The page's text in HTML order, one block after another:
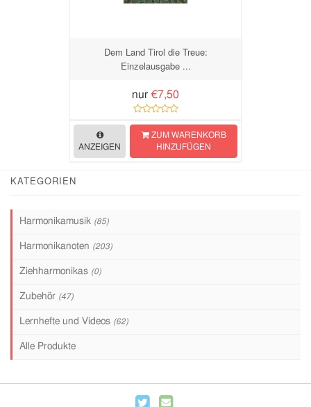
Dem Land Tirol die Treue:
Einzelausgabe ...
nur €7,50
ANZEIGEN
ZUM WARENKORB
HINZUFÜGEN
KATEGORIEN
Harmonikamusik (85)
Harmonikanoten (203)
Ziehharmonikas (0)
Zubehör (47)
Lernhefte und Videos (62)
Alle Produkte